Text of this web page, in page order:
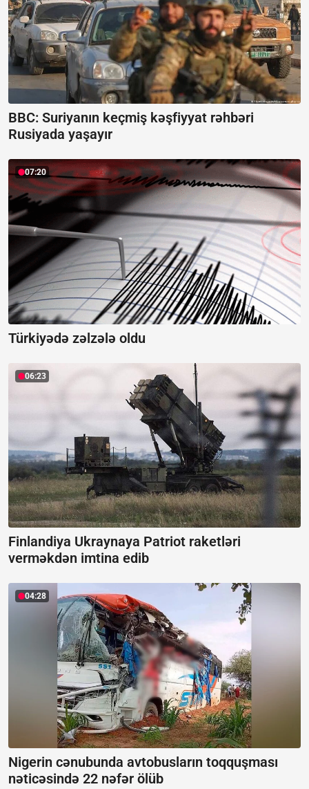
BBC: Suriyanın keçmiş kəşfiyyat rəhbəri
Rusiyada yaşayır
07:20
Türkiyədə zəlzələ oldu
06:23
Finlandiya Ukraynaya Patriot raketləri
verməkdən imtina edib
04:28
Nigerin cənubunda avtobusların toqquşması
nəticəsində 22 nəfər ölüb